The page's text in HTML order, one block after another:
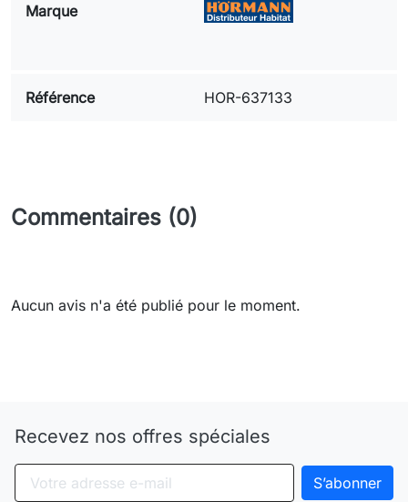
Marque
Référence HOR-637133
Commentaires (0)
Aucun avis n'a été publié pour le moment.
Recevez nos offres spéciales